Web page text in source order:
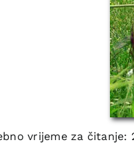
vrijeme za čitanje: